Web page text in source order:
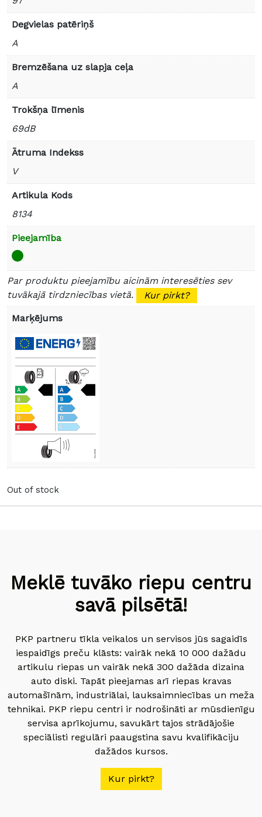
Degvielas patēriņš
A
Bremzēšana uz slapja ceļa
A
Trokšņa līmenis
69dB
Ātruma Indekss
V
Artikula Kods
8134
Pieejamība
Par produktu pieejamību aicinām interesēties sev
tuvākajā tirdzniecības vietā.
Kur pirkt?
Marķējums
Out of stock
Meklē tuvāko riepu centru
savā pilsētā!
PKP partneru tīkla veikalos un servisos jūs sagaidīs
iespaidīgs preču klāsts: vairāk nekā 10 000 dažādu
artikulu riepas un vairāk nekā 300 dažāda dizaina
auto diski. Tapāt pieejamas arī riepas kravas
automašīnām, industriālai, lauksaimniecības un meža
tehnikai. PKP riepu centri ir nodrošināti ar mūsdienīgu
servisa aprīkojumu, savukārt tajos strādājošie
speciālisti regulāri paaugstina savu kvalifikāciju
dažādos kursos.
Kur pirkt?